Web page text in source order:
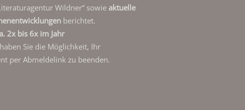
Wildner“ sowieaktuelle
berichtet.
2x bis 6x im Jahr
Sie die Möglichkeit, Ihr
per Abmeldelink zu beenden.